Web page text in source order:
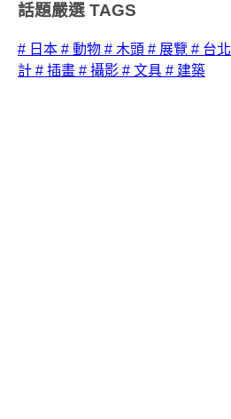
話題嚴選 TAGS
# 日本 # 動物 # 木頭 # 展覽 # 台北
計 # 插畫 # 攝影 # 文具 # 建築